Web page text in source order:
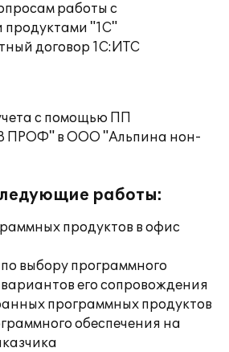
работы с
"1С"
договор 1С:ИТС
с помощью ПП
8 ПРОФ" в ООО "Альпина нон-
работы:
продуктов в офис
выбору программного
его сопровождения
программных продуктов
обеспечения на